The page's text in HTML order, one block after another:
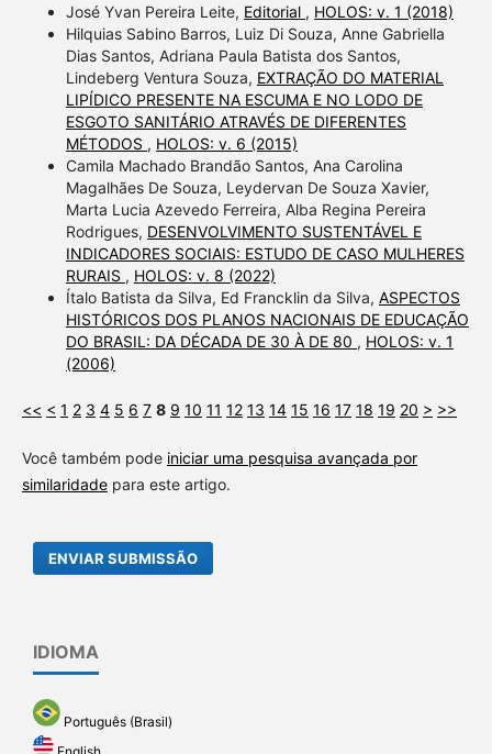
José Yvan Pereira Leite, Editorial , HOLOS: v. 1 (2018)
Hilquias Sabino Barros, Luiz Di Souza, Anne Gabriella
Dias Santos, Adriana Paula Batista dos Santos,
Lindeberg Ventura Souza, EXTRAÇÃO DO MATERIAL
LIPÍDICO PRESENTE NA ESCUMA E NO LODO DE
ESGOTO SANITÁRIO ATRAVÉS DE DIFERENTES
MÉTODOS , HOLOS: v. 6 (2015)
Camila Machado Brandão Santos, Ana Carolina
Magalhães De Souza, Leydervan De Souza Xavier,
Marta Lucia Azevedo Ferreira, Alba Regina Pereira
Rodrigues, DESENVOLVIMENTO SUSTENTÁVEL E
INDICADORES SOCIAIS: ESTUDO DE CASO MULHERES
RURAIS , HOLOS: v. 8 (2022)
Ítalo Batista da Silva, Ed Francklin da Silva, ASPECTOS
HISTÓRICOS DOS PLANOS NACIONAIS DE EDUCAÇÃO
DO BRASIL: DA DÉCADA DE 30 À DE 80 , HOLOS: v. 1
(2006)
<< < 1 2 3 4 5 6 7 8 9 10 11 12 13 14 15 16 17 18 19 20 > >>
Você também pode iniciar uma pesquisa avançada por
similaridadepara este artigo.
ENVIAR SUBMISSÃO
IDIOMA
Português (Brasil)